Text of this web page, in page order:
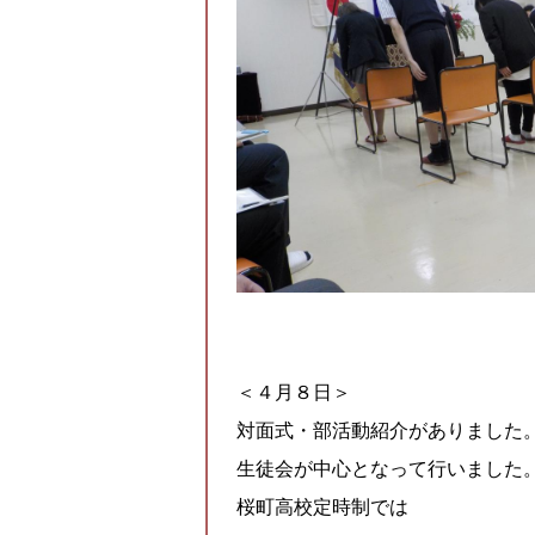
＜４月８日＞
対面式・部活動紹介がありました
生徒会が中心となって行いました
桜町高校定時制では